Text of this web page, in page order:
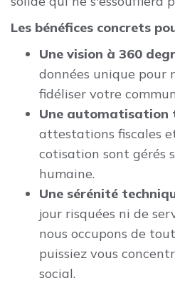
Les bénéfices concrets
Une vision à 360
données unique pour
fidéliser votre
Une automatisation
attestations fiscales
cotisation sont gérés
humaine.
Une sérénité
jour risquées ni de
nous occupons de
puissiez vous
social.